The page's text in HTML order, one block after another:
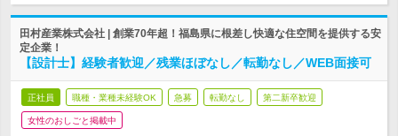
田村産業株式会社 | 創業70年超！福島県に根差し快適な住空間を提供する安
定企業！
【設計士】経験者歓迎／残業ほぼなし／転勤なし／WEB面接可
正社員 職種・業種未経験OK 急募 転勤なし 第二新卒歓迎
女性のおしごと掲載中